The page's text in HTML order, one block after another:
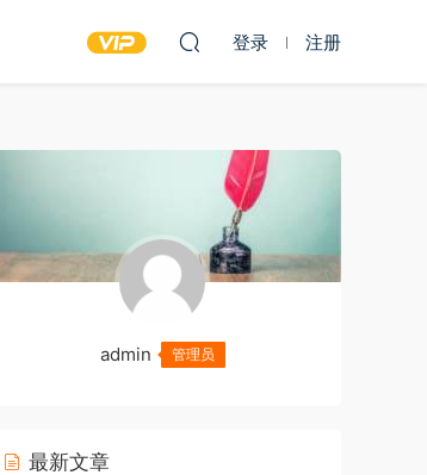
登录 注册
admin 管理员
最新文章